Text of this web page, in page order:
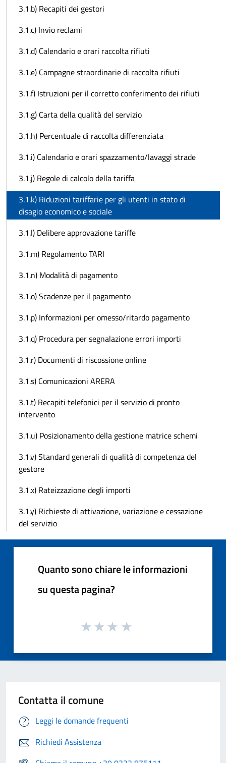
3.1.b) Recapiti dei gestori
3.1.c) Invio reclami
3.1.d) Calendario e orari raccolta rifiuti
3.1.e) Campagne straordinarie di raccolta rifiuti
3.1.f) Istruzioni per il corretto conferimento dei rifiuti
3.1.g) Carta della qualità del servizio
3.1.h) Percentuale di raccolta differenziata
3.1.i) Calendario e orari spazzamento/lavaggi strade
3.1.j) Regole di calcolo della tariffa
3.1.k) Riduzioni tariffarie per gli utenti in stato di
disagio economico e sociale
3.1.l) Delibere approvazione tariffe
3.1.m) Regolamento TARI
3.1.n) Modalità di pagamento
3.1.o) Scadenze per il pagamento
3.1.p) Informazioni per omesso/ritardo pagamento
3.1.q) Procedura per segnalazione errori importi
3.1.r) Documenti di riscossione online
3.1.s) Comunicazioni ARERA
3.1.t) Recapiti telefonici per il servizio di pronto
intervento
3.1.u) Posizionamento della gestione matrice schemi
3.1.v) Standard generali di qualità di competenza del
gestore
3.1.x) Rateizzazione degli importi
3.1.y) Richieste di attivazione, variazione e cessazione
del servizio
Quanto sono chiare le informazioni
su questa pagina?
Contatta il comune
Leggi le domande frequenti
Richiedi Assistenza